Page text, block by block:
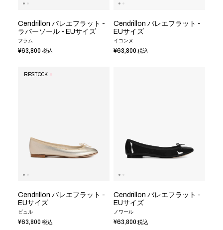
Cendrillon バレエフラット -
ラバーソール - EUサイズ
フラム
¥63,800 税込
Cendrillon バレエフラット -
EUサイズ
イコンヌ
¥63,800 税込
RESTOCK
Cendrillon バレエフラット -
EUサイズ
ビュル
¥63,800 税込
Cendrillon バレエフラット -
EUサイズ
ノワール
¥63,800 税込